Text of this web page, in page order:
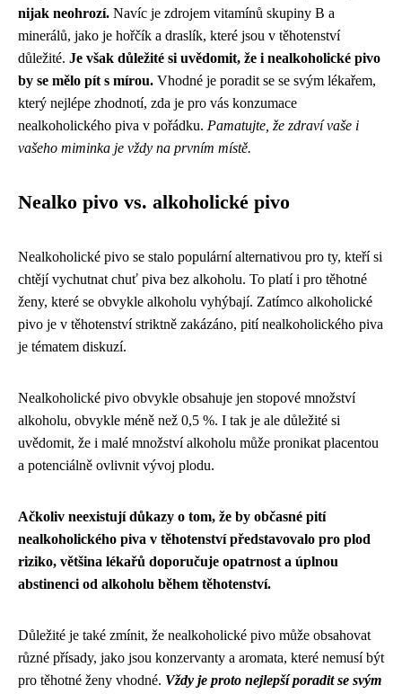
nijak neohrozí. Navíc je zdrojem vitamínů skupiny B a
minerálů, jako je hořčík a draslík, které jsou v těhotenství
důležité. Je však důležité si uvědomit, že i nealkoholické pivo
by se mělo pít s mírou. Vhodné je poradit se se svým lékařem,
který nejlépe zhodnotí, zda je pro vás konzumace
nealkoholického piva v pořádku. Pamatujte, že zdraví vaše i
vašeho miminka je vždy na prvním místě.
Nealko pivo vs. alkoholické pivo
Nealkoholické pivo se stalo populární alternativou pro ty, kteří si
chtějí vychutnat chuť piva bez alkoholu. To platí i pro těhotné
ženy, které se obvykle alkoholu vyhýbají. Zatímco alkoholické
pivo je v těhotenství striktně zakázáno, pití nealkoholického piva
je tématem diskuzí.
Nealkoholické pivo obvykle obsahuje jen stopové množství
alkoholu, obvykle méně než 0,5 %. I tak je ale důležité si
uvědomit, že i malé množství alkoholu může pronikat placentou
a potenciálně ovlivnit vývoj plodu.
Ačkoliv neexistují důkazy o tom, že by občasné pití
nealkoholického piva v těhotenství představovalo pro plod
riziko, většina lékařů doporučuje opatrnost a úplnou
abstinenci od alkoholu během těhotenství.
Důležité je také zmínit, že nealkoholické pivo může obsahovat
různé přísady, jako jsou konzervanty a aromata, které nemusí být
pro těhotné ženy vhodné. Vždy je proto nejlepší poradit se svým